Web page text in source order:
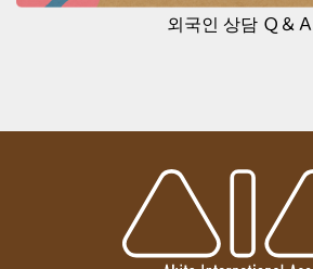
외국인 상담 Ｑ＆Ａ